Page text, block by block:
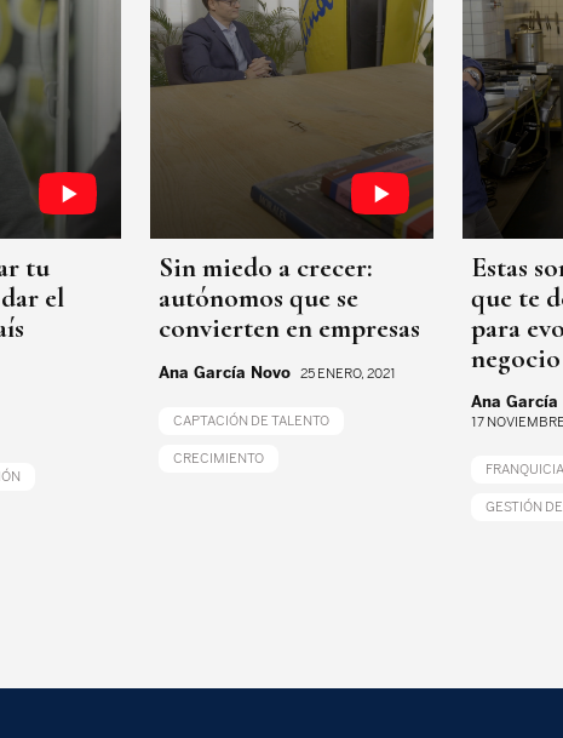
tu
el
Sin miedo a crecer:
autónomos que se
convierten en empresas
Ana García Novo 25 ENERO, 2021
CAPTACIÓN DE TALENTO
CRECIMIENTO
Estas
que te
para
negocio
Ana García
17
GESTIÓN